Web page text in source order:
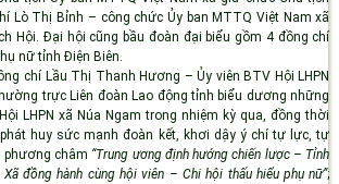
Lò Thị Bỉnh – công chức Ủy ban MTTQ Việt Nam xã
Hội . Đại hội cũng bầu đoàn đại biểu gồm 4 đồng chí
nữ tỉnh Điện Biên.
chí Lầu Thị Thanh Hương – Ủy viên BTV Hội LHPN
trực Liên đoàn Lao động tỉnh biểu dương những
LHPN xã Núa Ngam trong nhiệm kỳ qua, đồng thời
phát huy sức mạnh đoàn kết, khơi dậy ý chí tự lực, tự
phương châm “Trung ương định hướng chiến lược – Tỉnh
đồng hành cùng hội viên – Chi hội thấu hiểu phụ nữ”;